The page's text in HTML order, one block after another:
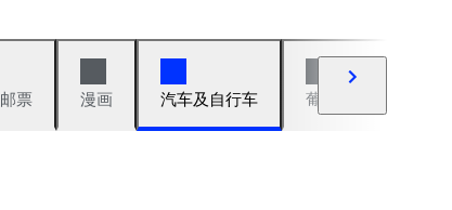
票 漫画 汽车及自行车 葡萄酒及烈性酒